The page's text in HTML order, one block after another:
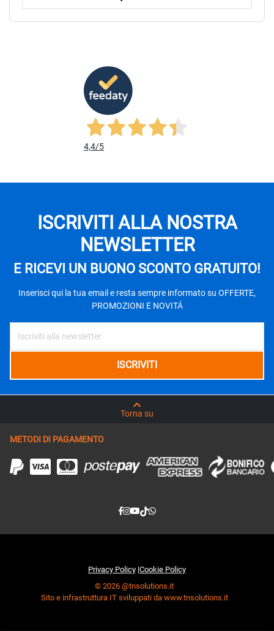
4,4/5
ISCRIVITI ALLA NOSTRA
NEWSLETTER
E RICEVI UN BUONO SCONTO GRATUITO!
Inserisci qui la tua email e resta sempre informato su OFFERTE,
PROMOZIONI E NOVITÁ
Torna su
METODI DI PAGAMENTO
Privacy Policy |Cookie Policy
© 2026 @tnsolutions.it
Sito e infrastruttura IT sviluppati da www.tnsolutions.it